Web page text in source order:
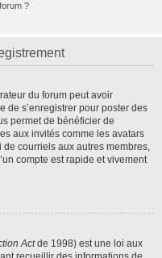
?
du forum peut avoir
de s’enregistrer pour poster des
permet de bénéficier de
aux invités comme les avatars
courriels aux autres membres,
compte est rapide et vivement
Actde 1998) est une loi aux